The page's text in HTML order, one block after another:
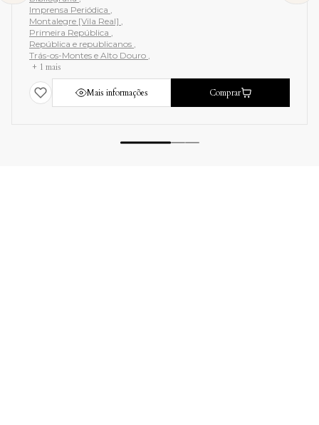
Imprensa Periódica
Montalegre [Vila Real]
Primeira República
República e republicanos
Trás-os-Montes e Alto Douro
+ 1 mais
Mais informações Comprar